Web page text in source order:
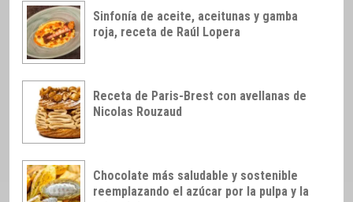
Sinfonía de aceite, aceitunas y gamba
roja, receta de Raúl Lopera
Receta de Paris-Brest con avellanas de
Nicolas Rouzaud
Chocolate más saludable y sostenible
reemplazando el azúcar por la pulpa y la